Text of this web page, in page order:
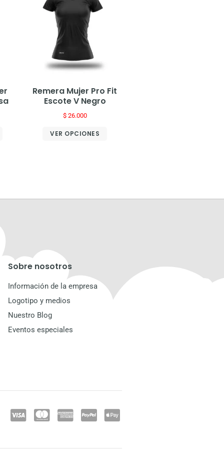
Remera Mujer Pro Fit
Escote V Negro
$26.000
VER OPCIONES
Sobre nosotros
Información de la empresa
Logotipo y medios
Nuestro Blog
Eventos especiales